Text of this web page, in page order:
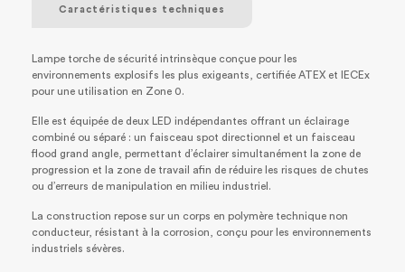
Caractéristiques techniques
Lampe torche de sécurité intrinsèque conçue pour les
environnements explosifs les plus exigeants, certifiée ATEX et IECEx
pour une utilisation en Zone 0.
Elle est équipée de deux LED indépendantes offrant un éclairage
combiné ou séparé : un faisceau spot directionnel et un faisceau
flood grand angle, permettant d’éclairer simultanément la zone de
progression et la zone de travail afin de réduire les risques de chutes
ou d’erreurs de manipulation en milieu industriel.
La construction repose sur un corps en polymère technique non
conducteur, résistant à la corrosion, conçu pour les environnements
industriels sévères.